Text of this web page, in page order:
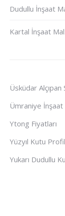
Dudullu İnşaat
Kartal İnşaat
Üsküdar Alçıpan
Ümraniye
Ytong Fiyatları
Yüzyıl Kutu Profil
Yukarı Dudullu